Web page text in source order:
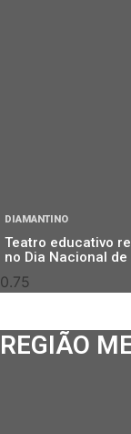
DIAMANTINO
Teatro educativo
no Dia Nacional
REGIÃO